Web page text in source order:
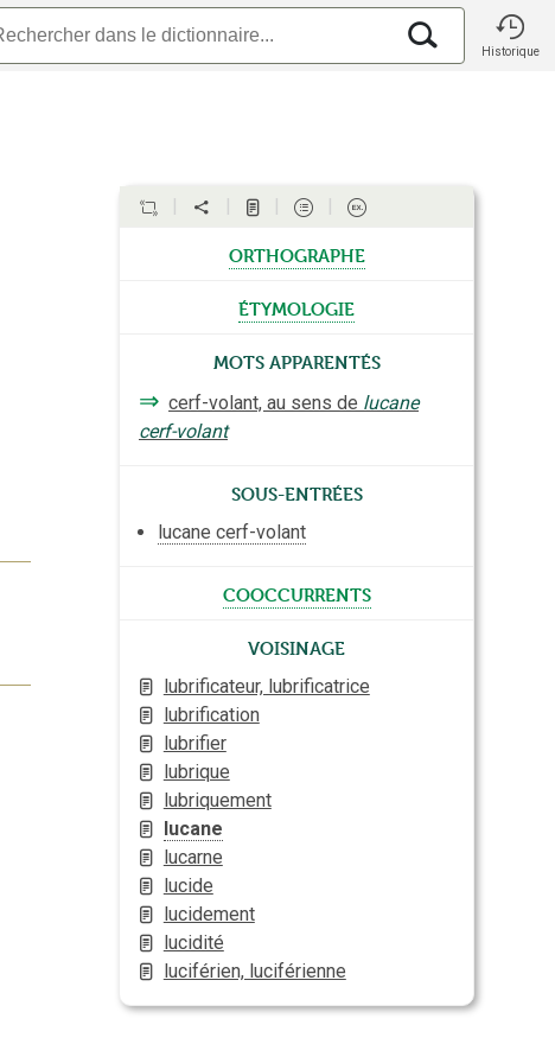
Historique
orthographe
étymologie
Mots apparentés
⇒ cerf-volant, au sens de lucane
cerf-volant
Sous-entrées
lucane cerf-volant
cooccurrents
Voisinage
lubrificateur, lubrificatrice
lubrification
lubrifier
lubrique
lubriquement
lucane
lucarne
lucide
lucidement
lucidité
luciférien, luciférienne